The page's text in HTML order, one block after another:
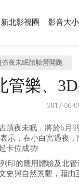
新北影視圈 影音大
夜未眠體驗營開跑
管樂、
2017-06-
蹟夜未眠」將於6
示，在小白宮過夜
卡位成功!
印的應用體驗及北
史與自然景觀，藉